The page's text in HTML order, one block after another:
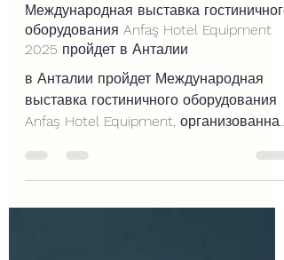
Международная выставка гостиничного
оборудования Anfaş Hotel Equipment
2025 пройдет в Анталии
в Анталии пройдет Международная
выставка гостиничного оборудования